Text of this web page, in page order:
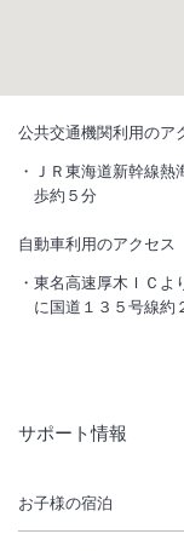
公共交通機関利用のア
ＪＲ東海道新幹線
歩約５分
自動車利用のアクセス
東名高速厚木ＩＣよ
に国道１３５号線約
サポート情報
お子様の宿泊